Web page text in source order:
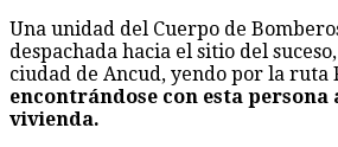
Una unidad del Cuerpo de
despachada hacia el sitio del
ciudad de Ancud, yendo por la ruta
encontrándose con esta persona
vivienda.